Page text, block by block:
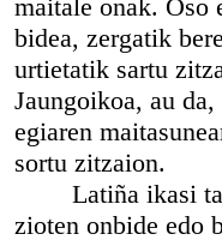
maitale onak. Oso
bidea, zergatik
urtietatik sartu
Jaungoikoa, au
egiaren
sortu zitzaion.
Latiña ikasi ta
zioten onbide edo